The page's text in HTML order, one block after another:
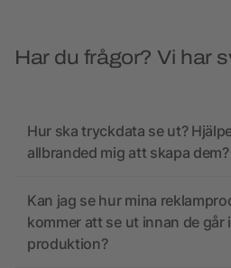
Har du frågor? Vi har
Hur ska tryckdata se ut?
allbranded mig att skapa dem?
Kan jag se hur mina
kommer att se ut innan de går i
produktion?